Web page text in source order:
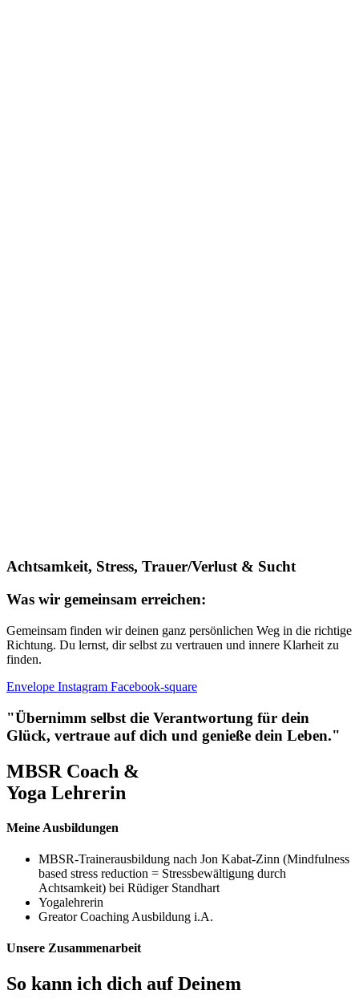
Achtsamkeit, Stress, Trauer/Verlust & Sucht
Was wir gemeinsam erreichen:
Gemeinsam finden wir deinen ganz persönlichen Weg in die richtige
Richtung. Du lernst, dir selbst zu vertrauen und innere Klarheit zu
finden.
Envelope Instagram Facebook-square
"Übernimm selbst die Verantwortung für dein
Glück, vertraue auf dich und genieße dein Leben."
MBSR Coach &
Yoga Lehrerin
Meine Ausbildungen
MBSR-Trainerausbildung nach Jon Kabat-Zinn (Mindfulness
based stress reduction = Stressbewältigung durch
Achtsamkeit) bei Rüdiger Standhart
Yogalehrerin
Greator Coaching Ausbildung i.A.
Unsere Zusammenarbeit
So kann ich dich auf Deinem